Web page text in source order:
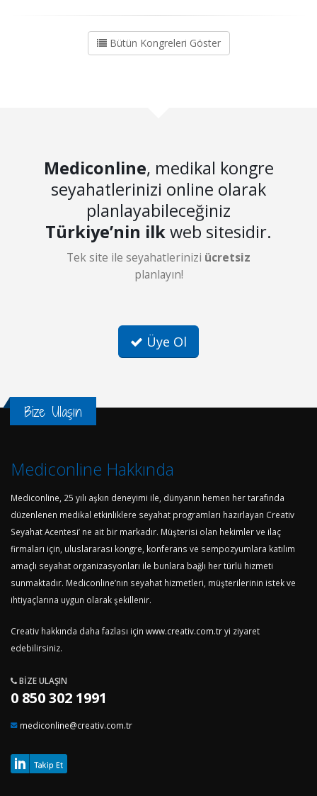
Bütün Kongreleri Göster
Mediconline, medikal kongre
seyahatlerinizi online olarak
planlayabileceğiniz
Türkiye’nin ilkweb sitesidir.
Tek site ile seyahatlerinizi ücretsiz
planlayın!
Üye Ol
Bize Ulaşın
Mediconline Hakkında
Mediconline, 25 yılı aşkın deneyimi ile, dünyanın hemen her tarafında
düzenlenen medikal etkinliklere seyahat programları hazırlayan Creativ
Seyahat Acentesi’ ne ait bir markadır. Müşterisi olan hekimler ve ilaç
firmaları için, uluslararası kongre, konferans ve sempozyumlara katılım
amaçlı seyahat organizasyonları ile bunlara bağlı her türlü hizmeti
sunmaktadır. Mediconline’nın seyahat hizmetleri, müşterilerinin istek ve
ihtiyaçlarına uygun olarak şekillenir.
Creativ hakkında daha fazlası için www.creativ.com.tryi ziyaret
edebilirsiniz.
BIZE ULAŞIN
0 850 302 1991
mediconline@creativ.com.tr